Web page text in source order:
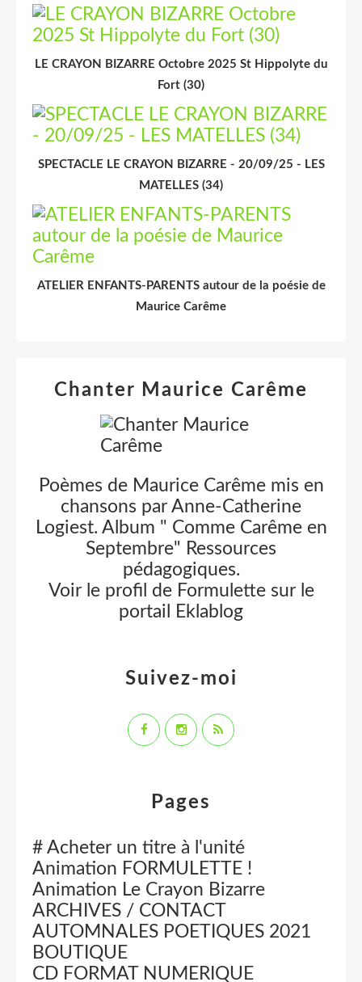
LE CRAYON BIZARRE Octobre 2025 St Hippolyte du
Fort (30)
SPECTACLE LE CRAYON BIZARRE - 20/09/25 - LES
MATELLES (34)
ATELIER ENFANTS-PARENTS autour de la poésie de
Maurice Carême
Pages
# Acheter un titre à l'unité
Animation FORMULETTE !
Animation Le Crayon Bizarre
ARCHIVES / CONTACT
AUTOMNALES POETIQUES 2021
BOUTIQUE
CD FORMAT NUMERIQUE
Chanter Maurice Carême
Poèmes de Maurice Carême mis en
chansons par Anne-Catherine
Logiest. Album " Comme Carême en
Septembre" Ressources
pédagogiques.
Voir le profil de Formulettesur le
portail Eklablog
Suivez-moi